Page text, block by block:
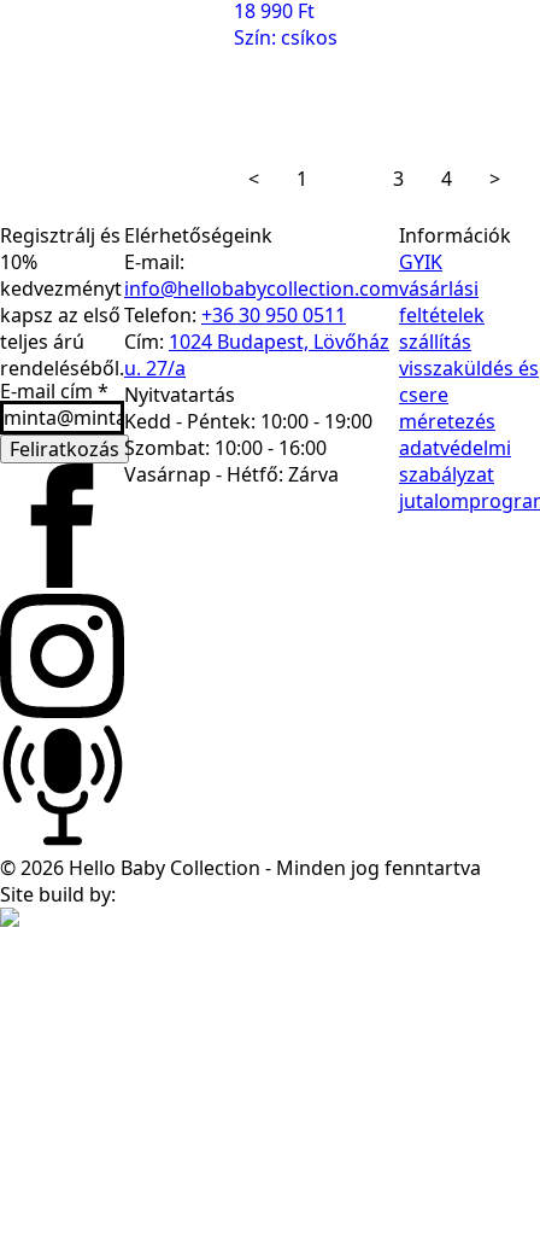
18 990 Ft
Szín: csíkos
< 1 3 4 >
Regisztrálj és
10%
kedvezményt
kapsz az első
teljes árú
rendeléséből.
E-mail cím *
Feliratkozás
Elérhetőségeink
E-mail:
info@hellobabycollection.com
Telefon: +36 30 950 0511
Cím: 1024 Budapest, Lövőház
u. 27/a
Nyitvatartás
Kedd - Péntek: 10:00 - 19:00
Szombat: 10:00 - 16:00
Vasárnap - Hétfő: Zárva
Információk
GYIK
vásárlási
feltételek
szállítás
visszaküldés és
csere
méretezés
adatvédelmi
szabályzat
© 2026 Hello Baby Collection - Minden jog fenntartva
Site build by: